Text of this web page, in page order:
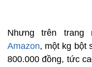
Nhưng trên trang
Amazon, một kg bột
800.000 đồng, tức